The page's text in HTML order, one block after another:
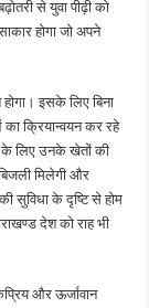
से युवा पीढ़ी को
होगा जो अपने
इसके लिए बिना
क्रियान्वयन कर रहे
के लिए उनके खेतों की
मिलेगी और
सुविधा के दृष्टि से होम
देश को राह भी
और ऊर्जावान